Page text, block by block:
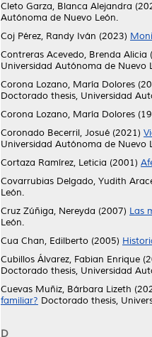
Cleto Garza, Blanca Alejandra
Autónoma de Nuevo León.
Coj Pérez, Randy Iván (2023)
Contreras Acevedo, Brenda Alicia
Universidad Autónoma de Nuevo
Corona Lozano, María Dolores
Doctorado thesis, Universidad
Corona Lozano, María Dolores
Coronado Becerril, Josué (2021)
Universidad Autónoma de Nuevo
Cortaza Ramírez, Leticia (2001)
Covarrubias Delgado, Yudith
León.
Cruz Zúñiga, Nereyda (2007) Las
León.
Cua Chan, Edilberto (2005)
Cubillos Álvarez, Fabian Enrique
Doctorado thesis, Universidad
Cuevas Muñiz, Bárbara Lizeth
familiar? Doctorado thesis,
D